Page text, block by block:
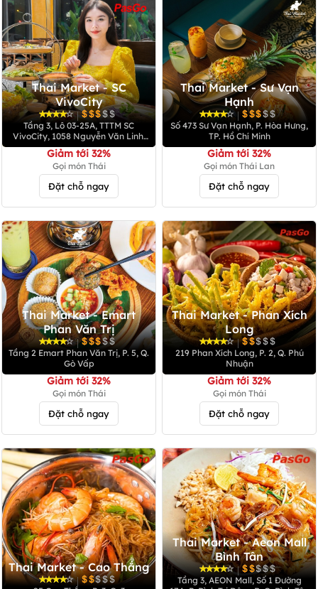
Thai Market - SC
VivoCity
|
Tầng 3, Lô 03-25A, TTTM SC
VivoCity, 1058 Nguyễn Văn Linh,
Phường Tân Hưng
Giảm tới 32%
Gọi món Thái
Đặt chỗ ngay
Thai Market - Sư Vạn
Hạnh
|
Số 473 Sư Vạn Hạnh, P. Hòa Hưng,
TP. Hồ Chí Minh
Giảm tới 32%
Gọi món Thái Lan
Đặt chỗ ngay
Thai Market - Emart
Phan Văn Trị
|
Tầng 2 Emart Phan Văn Trị, P. 5, Q.
Gò Vấp
Giảm tới 32%
Gọi món Thái
Đặt chỗ ngay
Thai Market - Phan Xích
Long
|
219 Phan Xích Long, P. 2, Q. Phú
Nhuận
Giảm tới 32%
Gọi món Thái
Đặt chỗ ngay
Thai Market - Cao Thắng
|
Thai Market - Aeon Mall
Bình Tân
|
Tầng 3, AEON Mall, Số 1 Đường